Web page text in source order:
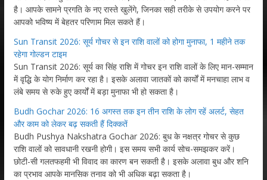
है। आपके सामने प्रगति के नए रास्ते खुलेंगे, जिनका सही तरीके से उपयोग करने पर
आपको भविष्य में बेहतर परिणाम मिल सकते हैं।
Sun Transit 2026: सूर्य गोचर से इन राशि वालों को होगा मुनाफा, 1 महीने तक
रहेगा गोल्डन टाइम
Sun Transit 2026: सूर्य का सिंह राशि में गोचर इन राशि वालों के लिए मान-सम्मान
में वृद्धि के योग निर्माण कर रहा है। इसके अलावा जातकों को कार्यों में मनचाहा लाभ व
लंबे समय से रुके हुए कार्यों में बड़ा मुनाफा भी हो सकता है।
Budh Gochar 2026: 16 अगस्त तक इन तीन राशि के लोग रहें अलर्ट, सेहत
और काम को लेकर बढ़ सकती हैं दिक्कतें
Budh Pushya Nakshatra Gochar 2026: बुध के नक्षत्र गोचर से कुछ
राशि वालों को सावधानी रखनी होगी। इस समय सभी कार्य सोच-समझकर करें।
छोटी-सी गलतफहमी भी विवाद का कारण बन सकती है। इसके अलावा बुध और शनि
का प्रभाव आपके मानसिक तनाव को भी अधिक बढ़ा सकता है।